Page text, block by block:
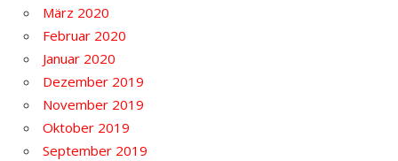
März 2020
Februar 2020
Januar 2020
Dezember 2019
November 2019
Oktober 2019
September 2019